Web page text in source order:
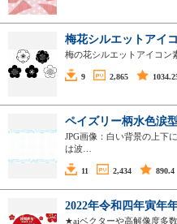
梅花シルエットアイ
梅の花シルエットアイコン
9 2,865
ペイズリー柄水色涙
JPG画像：白い背景の上下
は波…
11 2,434 890.4
2022年令和四年寅年
★aiベクターや高解像度多